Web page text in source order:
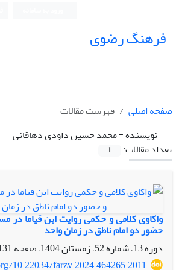
فرهنگ رضوی
صفحه اصلی
فهرست مقالات
نویسنده =محمد حسین داودی دهاقانی
تعداد مقالات:
1
واکاوی کلامی و حکمی روایت ابن قیاما در
حضور دو امام ناطق در زمان واحد
دوره 13، شماره 52، زمستان 1404، صفحه
150
10.22034/farzv.2024.464265.2011